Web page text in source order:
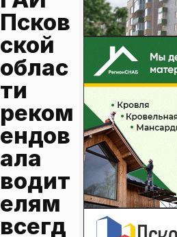
Псков
ской
облас
ти
реком
ендов
ала
водит
елям
всегд